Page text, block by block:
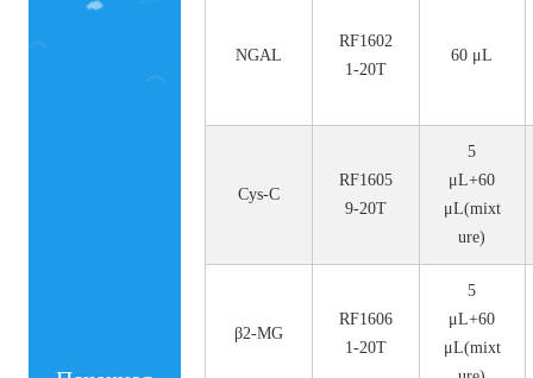
NGAL
RF1602
1-20T
60 μL
Cys-C
RF1605
9-20T
5
μL+60
μL(mixt
ure)
β2-MG
RF1606
1-20T
5
μL+60
μL(mixt